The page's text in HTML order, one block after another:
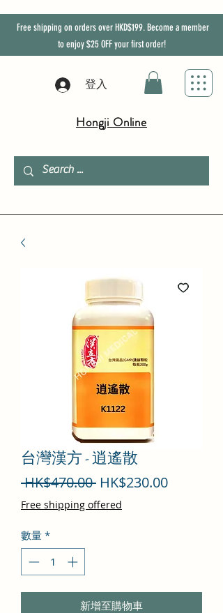
Free shipping on orders over HKD$199. Become a member
to enjoy$25 OFFyour first order!
登入
Hongji Online
台灣漢方 - 逍遙散
HK$470.00 一
般
HK$230.00促
Free shipping offered
數量 *
新增至購物車